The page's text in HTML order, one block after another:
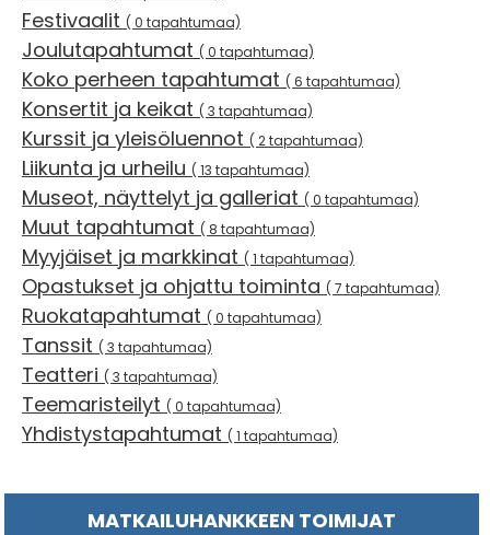
Festivaalit ( 0 tapahtumaa)
Joulutapahtumat ( 0 tapahtumaa)
Koko perheen tapahtumat ( 6 tapahtumaa)
Konsertit ja keikat ( 3 tapahtumaa)
Kurssit ja yleisöluennot ( 2 tapahtumaa)
Liikunta ja urheilu ( 13 tapahtumaa)
Museot, näyttelyt ja galleriat ( 0 tapahtumaa)
Muut tapahtumat ( 8 tapahtumaa)
Myyjäiset ja markkinat ( 1 tapahtumaa)
Opastukset ja ohjattu toiminta ( 7 tapahtumaa)
Ruokatapahtumat ( 0 tapahtumaa)
Tanssit ( 3 tapahtumaa)
Teatteri ( 3 tapahtumaa)
Teemaristeilyt ( 0 tapahtumaa)
Yhdistystapahtumat ( 1 tapahtumaa)
MATKAILUHANKKEEN TOIMIJAT